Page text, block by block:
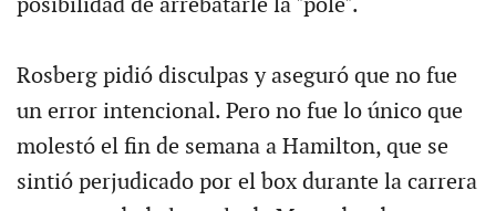
posibilidad de arrebatarle la "pole".
Rosberg pidió disculpas y aseguró que no fue
un error intencional. Pero no fue lo único que
molestó el fin de semana a Hamilton, que se
sintió perjudicado por el box durante la carrera